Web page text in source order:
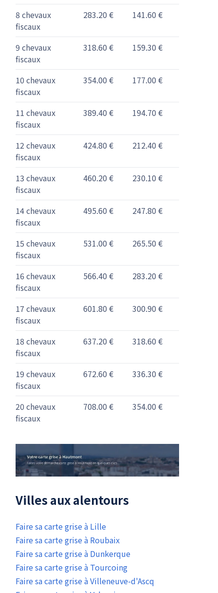
8 chevaux
fiscaux
283.20 € 141.60 €
9 chevaux
fiscaux
318.60 € 159.30 €
10 chevaux
fiscaux
354.00 € 177.00 €
11 chevaux
fiscaux
389.40 € 194.70 €
12 chevaux
fiscaux
424.80 € 212.40 €
13 chevaux
fiscaux
460.20 € 230.10 €
14 chevaux
fiscaux
495.60 € 247.80 €
15 chevaux
fiscaux
531.00 € 265.50 €
16 chevaux
fiscaux
566.40 € 283.20 €
17 chevaux
fiscaux
601.80 € 300.90 €
18 chevaux
fiscaux
637.20 € 318.60 €
19 chevaux
fiscaux
672.60 € 336.30 €
20 chevaux
fiscaux
708.00 € 354.00 €
Villes aux alentours
Faire sa carte grise à Lille
Faire sa carte grise à Roubaix
Faire sa carte grise à Dunkerque
Faire sa carte grise à Tourcoing
Faire sa carte grise à Villeneuve-d'Ascq